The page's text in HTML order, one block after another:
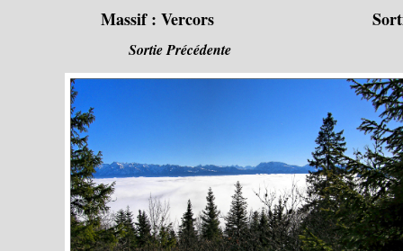
Massif : Vercors
Sortie Précédente